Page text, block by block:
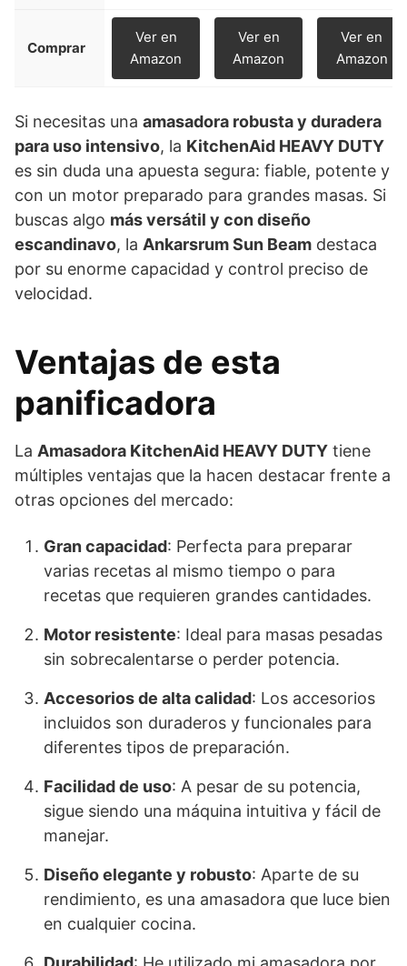
Comprar
Ver en
Amazon
Ver en
Amazon
Ver en
Amazon
Si necesitas una amasadora robusta y duradera
para uso intensivo, la KitchenAid HEAVY DUTY
es sin duda una apuesta segura: fiable, potente y
con un motor preparado para grandes masas. Si
buscas algo más versátil y con diseño
escandinavo, la Ankarsrum Sun Beam destaca
por su enorme capacidad y control preciso de
velocidad.
Ventajas de esta
panificadora
La Amasadora KitchenAid HEAVY DUTY tiene
múltiples ventajas que la hacen destacar frente a
otras opciones del mercado:
Gran capacidad: Perfecta para preparar
varias recetas al mismo tiempo o para
recetas que requieren grandes cantidades.
Motor resistente: Ideal para masas pesadas
sin sobrecalentarse o perder potencia.
Accesorios de alta calidad: Los accesorios
incluidos son duraderos y funcionales para
diferentes tipos de preparación.
Facilidad de uso: A pesar de su potencia,
sigue siendo una máquina intuitiva y fácil de
manejar.
Diseño elegante y robusto: Aparte de su
rendimiento, es una amasadora que luce bien
en cualquier cocina.